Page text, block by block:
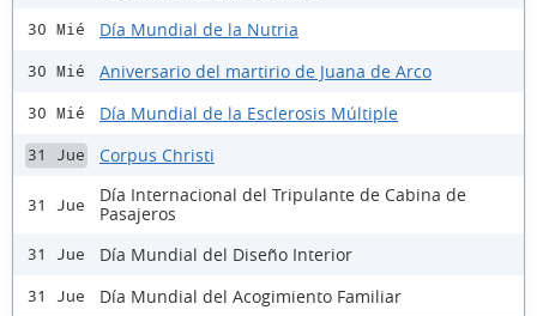
30 Mié Día Mundial de la Nutria
30 Mié Aniversario del martirio de Juana de Arco
30 Mié Día Mundial de la Esclerosis Múltiple
31 Jue Corpus Christi
31 Jue
Día Internacional del Tripulante de Cabina de
Pasajeros
31 Jue Día Mundial del Diseño Interior
31 Jue Día Mundial del Acogimiento Familiar